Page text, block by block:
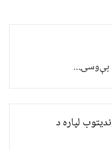
بې‌وسۍ...
لپاره د